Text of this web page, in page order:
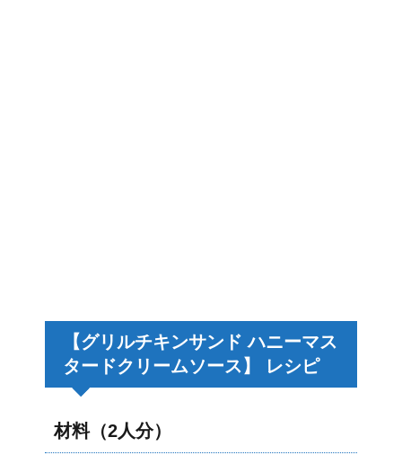
【グリルチキンサンド ハニーマス
タードクリームソース】 レシピ
材料（2人分）